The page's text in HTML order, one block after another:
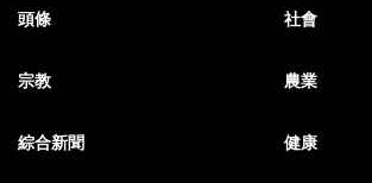
頭條 社會
宗教 農業
綜合新聞 健康